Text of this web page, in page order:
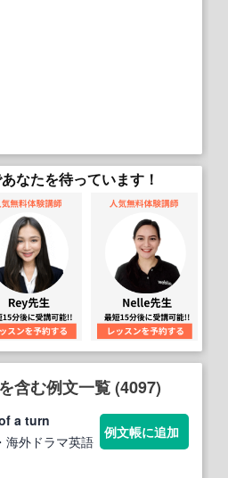
なたを待っています！
含む例文一覧 (4097)
a turn
海外ドラマ英語
例文帳に追加